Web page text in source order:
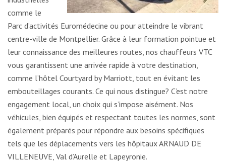
comme le
Parc d’activités Euromédecine ou pour atteindre le vibrant
centre-ville de Montpellier. Grâce à leur formation pointue et
leur connaissance des meilleures routes, nos chauffeurs VTC
vous garantissent une arrivée rapide à votre destination,
comme l’hôtel Courtyard by Marriott, tout en évitant les
embouteillages courants. Ce qui nous distingue? C’est notre
engagement local, un choix qui s’impose aisément. Nos
véhicules, bien équipés et respectant toutes les normes, sont
également préparés pour répondre aux besoins spécifiques
tels que les déplacements vers les hôpitaux ARNAUD DE
VILLENEUVE, Val d’Aurelle et Lapeyronie.